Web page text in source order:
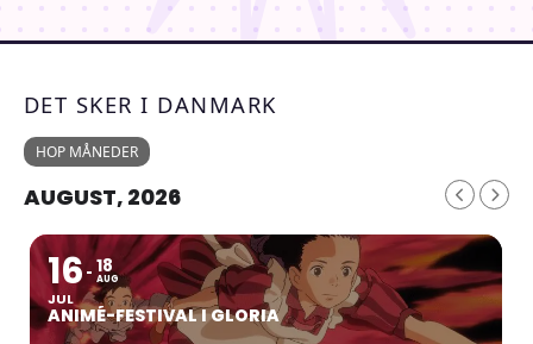
DET SKER I DANMARK
HOP MÅNEDER
AUGUST, 2026
16
JUL
18
AUG
ANIMÉ-FESTIVAL I GLORIA